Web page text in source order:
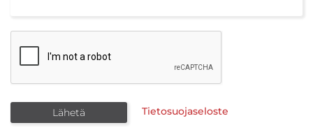
Tietosuojaseloste